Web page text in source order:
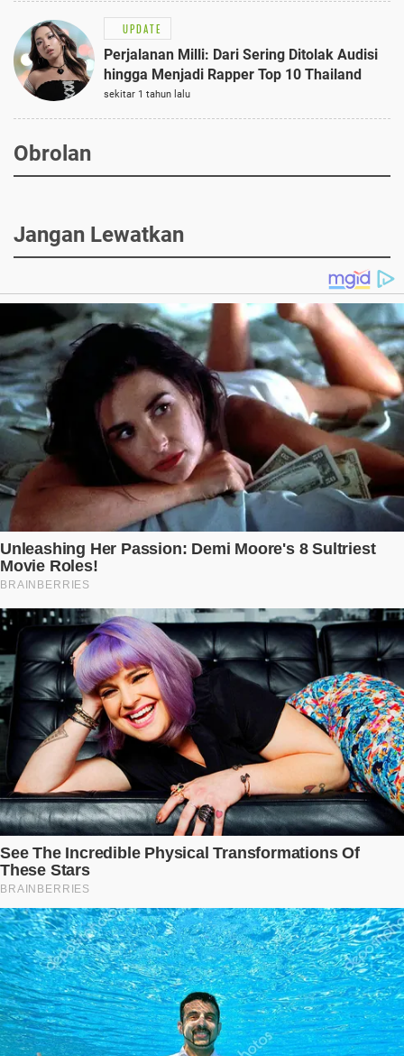
UPDATE
Perjalanan Milli: Dari Sering Ditolak Audisi
hingga Menjadi Rapper Top 10 Thailand
sekitar 1 tahun lalu
Obrolan
Jangan Lewatkan